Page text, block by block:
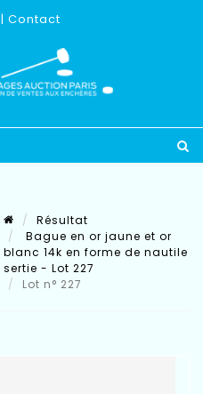
| Contact
Résultat
Bague en or jaune et or
blanc 14k en forme de nautile
sertie - Lot 227
Lot n° 227